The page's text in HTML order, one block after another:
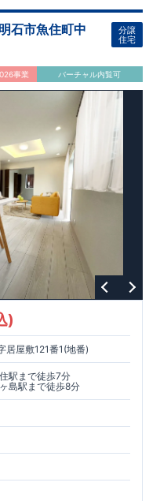
石市魚住町中
分譲
住宅
事業 バーチャル内覧可
)
居屋敷121番1(地番)
駅まで徒歩7分
島駅まで徒歩8分